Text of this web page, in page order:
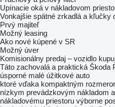
Upínacie oká v nákladovom
Vonkajšie spätné zrkadlá a kľučky
Prvý majiteľ
Možný leasing
Ako nové kúpené v SR
Možný úver
Komisionálny predaj – vozidlo
Táto zachovalá a praktická Škoda
úsporné malé úžitkové auto
ktoré vďaka kompaktným
nízkym prevádzkovým nákladom
nákladovému priestoru výborne